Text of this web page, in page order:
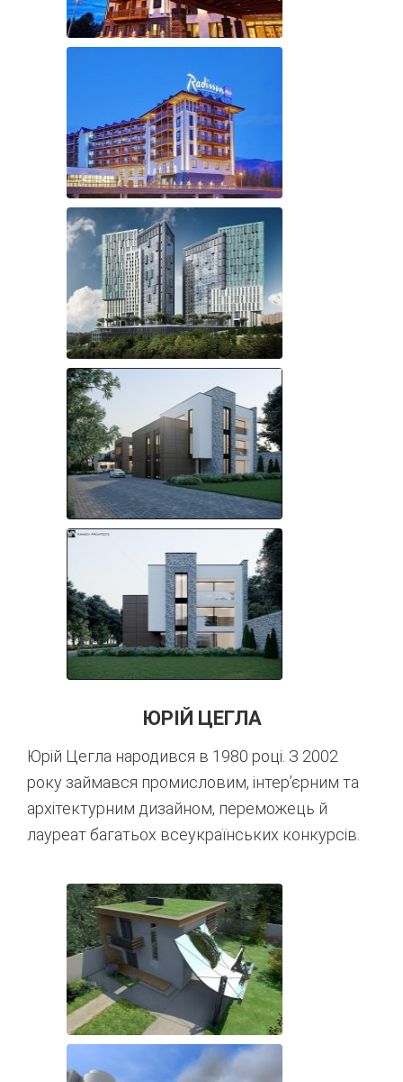
ЮРІЙ ЦЕГЛА
Юрій Цегла народився в 1980 році. З 2002
року займався промисловим, інтер’єрним та
архітектурним дизайном, переможець й
лауреат багатьох всеукраїнських конкурсів.